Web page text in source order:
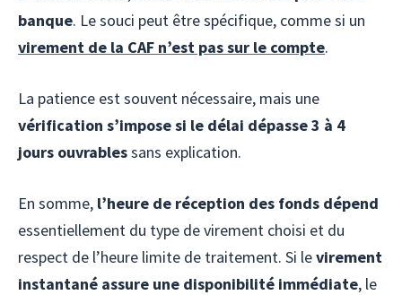
banque. Le souci peut être spécifique, comme si un
virement de la CAF n’est pas sur le compte.
La patience est souvent nécessaire, mais une
vérification s’impose si le délai dépasse 3 à 4
jours ouvrablessans explication.
En somme, l’heure de réception des fonds dépend
essentiellement du type de virement choisi et du
respect de l’heure limite de traitement. Si levirement
instantané assure une disponibilité immédiate, le